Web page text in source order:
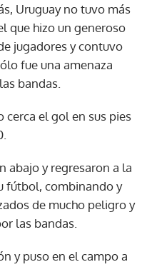
Uruguay no tuvo más
que hizo un generoso
jugadores y contuvo
fue una amenaza
bandas.
cerca el gol en sus pies
abajo y regresaron a la
fútbol, combinando y
de mucho peligro y
las bandas.
y puso en el campo a